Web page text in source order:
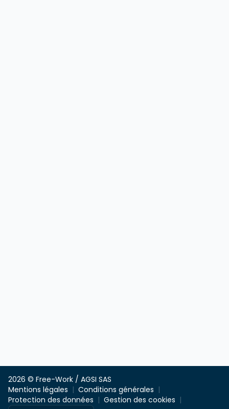
2026 © Free-Work / AGSI SAS
Mentions légales
Conditions générales
Protection des données
Gestion des cookies